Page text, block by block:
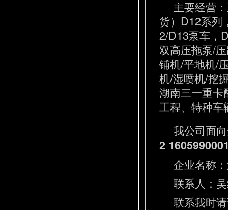
主要经营
货）D12系列
2/D13泵车，
双高压拖泵/
铺机/平地机/
机/湿喷机/挖
湖南三一重卡
工程、特种
我公司面
2
企业名称
联系人：
联系我时